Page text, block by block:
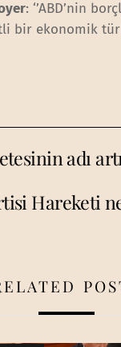
: ‘’ABD’nin
bir ekonomik
adı
Hareketi